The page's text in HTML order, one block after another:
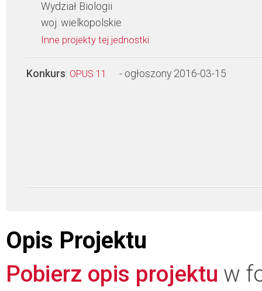
Wydział Biologii
woj. wielkopolskie
Inne projekty tej jednostki
Konkurs: OPUS 11 - ogłoszony 2016-03-15
Opis Projektu
Pobierz opis projektu w